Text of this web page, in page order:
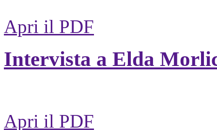
Apri il PDF
Intervista a Elda
Apri il PDF